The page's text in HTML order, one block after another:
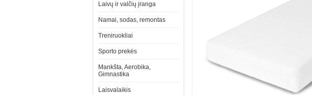
Laivų ir valčių įranga
Namai, sodas, remontas
Treniruokliai
Sporto prekės
Mankšta, Aerobika,
Gimnastika
Laisvalaikis